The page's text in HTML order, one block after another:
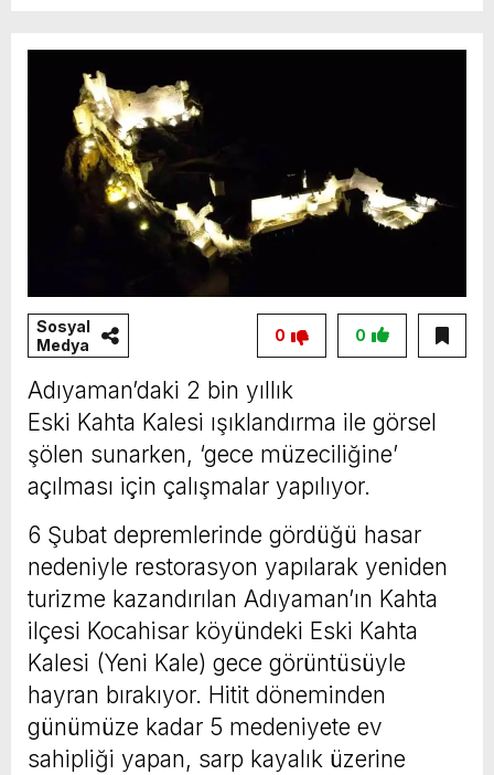
Sosyal
Medya
0
0
Adıyaman’daki 2 bin yıllık
Eski Kahta Kalesi ışıklandırma ile görsel
şölen sunarken, ‘gece müzeciliğine’
açılması için çalışmalar yapılıyor.
6 Şubat depremlerinde gördüğü hasar
nedeniyle restorasyon yapılarak yeniden
turizme kazandırılan Adıyaman’ın Kahta
ilçesi Kocahisar köyündeki Eski Kahta
Kalesi (Yeni Kale) gece görüntüsüyle
hayran bırakıyor. Hitit döneminden
günümüze kadar 5 medeniyete ev
sahipliği yapan, sarp kayalık üzerine